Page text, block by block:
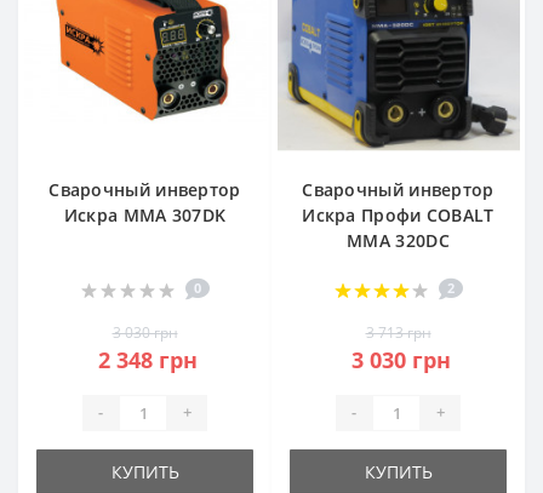
Сварочный инвертор
Искра ММА 307DK
0
3 030 грн
2 348 грн
- +
КУПИТЬ
Сварочный инвертор
Искра Профи COBALT
ММА 320DC
2
3 713 грн
3 030 грн
- +
КУПИТЬ